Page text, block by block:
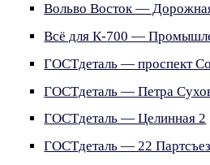
Вольво Восток —
Всё для К-700 —
ГОСТдеталь — проспект
ГОСТдеталь — Петра
ГОСТдеталь — Целинная 2
ГОСТдеталь — 22